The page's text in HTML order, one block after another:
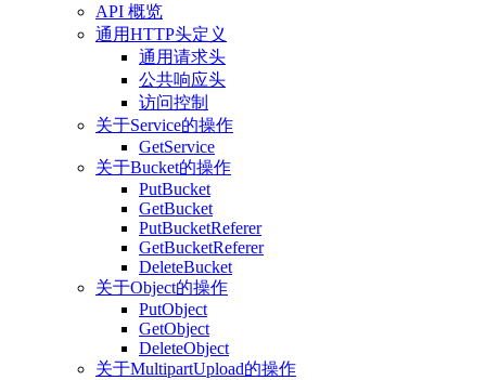
API 概览
通用HTTP头定义
通用请求头
公共响应头
访问控制
关于Service的操作
GetService
关于Bucket的操作
PutBucket
GetBucket
PutBucketReferer
GetBucketReferer
DeleteBucket
关于Object的操作
PutObject
GetObject
DeleteObject
关于MultipartUpload的操作